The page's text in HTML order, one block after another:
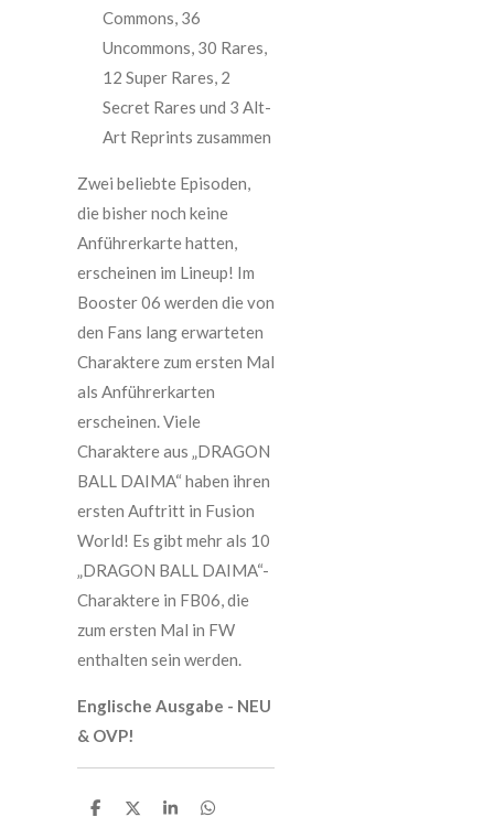
Commons, 36
Uncommons, 30 Rares,
12 Super Rares, 2
Secret Rares und 3 Alt-
Art Reprints zusammen
Zwei beliebte Episoden,
die bisher noch keine
Anführerkarte hatten,
erscheinen im Lineup! Im
Booster 06 werden die von
den Fans lang erwarteten
Charaktere zum ersten Mal
als Anführerkarten
erscheinen. Viele
Charaktere aus „DRAGON
BALL DAIMA“ haben ihren
ersten Auftritt in Fusion
World! Es gibt mehr als 10
„DRAGON BALL DAIMA“-
Charaktere in FB06, die
zum ersten Mal in FW
enthalten sein werden.
Englische Ausgabe - NEU
& OVP!
T
T
T
T